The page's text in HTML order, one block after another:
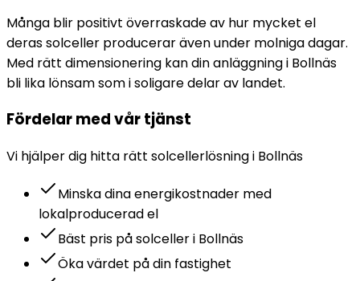
Många blir positivt överraskade av hur mycket el
deras solceller producerar även under molniga dagar.
Med rätt dimensionering kan din anläggning i Bollnäs
bli lika lönsam som i soligare delar av landet.
Fördelar med vår tjänst
Vi hjälper dig hitta rätt solcellerlösning i Bollnäs
Minska dina energikostnader med
lokalproducerad el
Bäst pris på solceller i Bollnäs
Öka värdet på din fastighet